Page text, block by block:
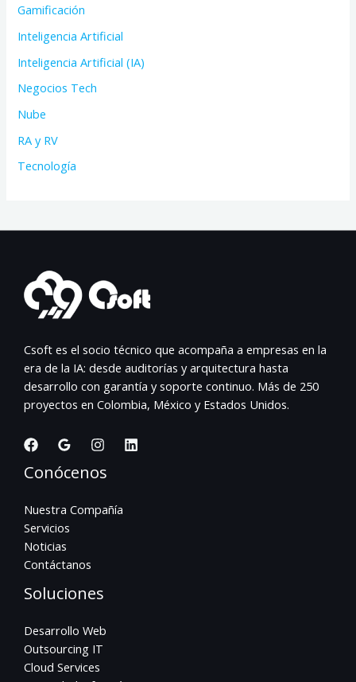
Gamificación
Inteligencia Artificial
Inteligencia Artificial (IA)
Negocios Tech
Nube
RA y RV
Tecnología
Csoft es el socio técnico que acompaña a empresas en la
era de la IA: desde auditorías y arquitectura hasta
desarrollo con garantía y soporte continuo. Más de 250
proyectos en Colombia, México y Estados Unidos.
Conócenos
Nuestra Compañía
Servicios
Noticias
Contáctanos
Soluciones
Desarrollo Web
Outsourcing IT
Cloud Services